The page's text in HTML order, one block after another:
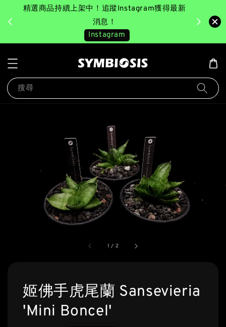
精選商品持續上架中！追蹤Instagram獲得最新
消息！
Instagram
搜尋
1 / 2
姬佛手虎尾蘭 Sansevieria
'Mini Boncel'